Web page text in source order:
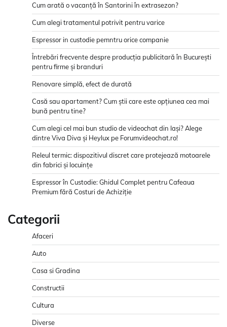
Cum arată o vacanță în Santorini în extrasezon?
Cum alegi tratamentul potrivit pentru varice
Espressor in custodie pemntru orice companie
Întrebări frecvente despre producția publicitară în București
pentru firme și branduri
Renovare simplă, efect de durată
Casă sau apartament? Cum știi care este opțiunea cea mai
bună pentru tine?
Cum alegi cel mai bun studio de videochat din Iași? Alege
dintre Viva Diva și Heylux pe Forumvideochat.ro!
Releul termic: dispozitivul discret care protejează motoarele
din fabrici și locuințe
Espressor în Custodie: Ghidul Complet pentru Cafeaua
Premium fără Costuri de Achiziție
Categorii
Afaceri
Auto
Casa si Gradina
Constructii
Cultura
Diverse